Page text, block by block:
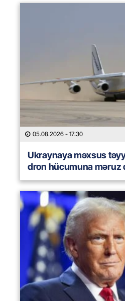
05.08.2026 - 17:30
Ukraynaya məxsus
dron hücumuna məruz